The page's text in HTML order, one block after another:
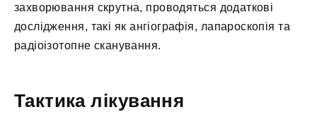
захворювання скрутна, проводяться додаткові
дослідження, такі як ангіографія, лапароскопія та
радіоізотопне сканування.
Тактика лікування